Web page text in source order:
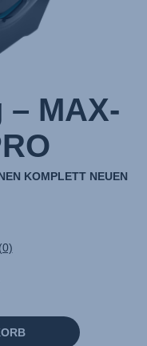
– MAX-
KOMPLETT NEUEN
(0)